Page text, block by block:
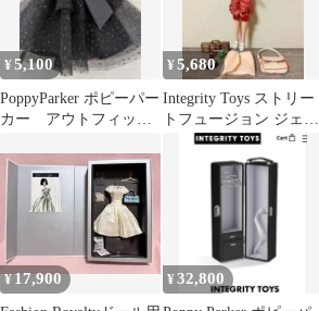
¥5,100
PoppyParker ポピーパー
カー アウトフィッ
¥5,680
Integrity Toys ストリー
トフュージョン ジェイ
¥17,900 ¥32,800